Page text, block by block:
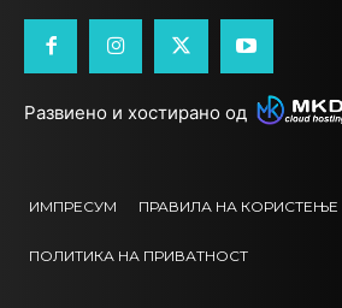
Развиено и хостирано од
ИМПРЕСУМ ПРАВИЛА НА КОРИСТЕЊЕ
ПОЛИТИКА НА ПРИВАТНОСТ